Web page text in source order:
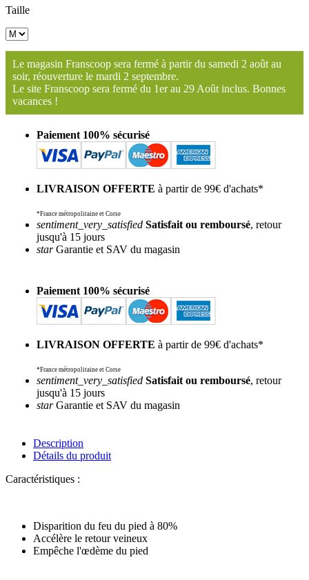
Taille
Le magasin Franscoop sera fermé à partir du samedi 2 août au
soir, réouverture le mardi 2 septembre.
Le site Franscoop sera fermé du 1er au 29 Août inclus. Bonnes
vacances !
Paiement 100% sécurisé
LIVRAISON OFFERTE à partir de 99€ d'achats*
*France métropolitaine et Corse
sentiment_very_satisfied Satisfait ou remboursé, retour
jusqu'à 15 jours
starGarantie et SAV du magasin
Paiement 100% sécurisé
LIVRAISON OFFERTE à partir de 99€ d'achats*
*France métropolitaine et Corse
sentiment_very_satisfied Satisfait ou remboursé, retour
jusqu'à 15 jours
starGarantie et SAV du magasin
Description
Détails du produit
Caractéristiques :
Disparition du feu du pied à 80%
Accélère le retour veineux
Empêche l'œdème du pied